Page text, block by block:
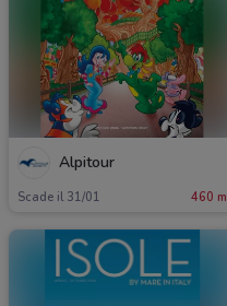
Alpitour
Scade il 31/01 460 m